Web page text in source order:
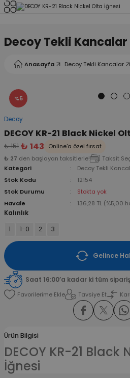
Decoy Tekli Kancalar
Anasayfa Decoy Tekli Kancalar
%5
Decoy
DECOY KR-21 Black Nickel
₺ 151 ₺ 143 Online'a özel fırsat
₺ 27 den başlayan taksitlerle!
Taksit
Kategori
Decoy Tekli
Stok Kodu
12154
Stok Durumu
Stokta yok
Havale
136,28 TL (%5,00
Kalınlık
1
1-0 2 3
Gelince
Saat 16:00’a kadar ki tüm
Tavsiye Et
Ürün Bilgisi
DECOY KR-21 Black
İğnesi
Makineleri
Misinalar
- Klips
Halka
& El Feneri